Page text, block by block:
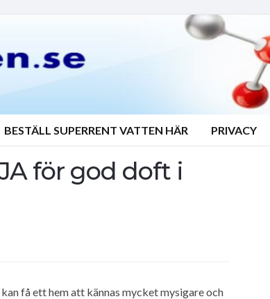
BESTÄLL SUPERRENT VATTEN HÄR PRIVACY
för god doft i
få ett hem att kännas mycket mysigare och